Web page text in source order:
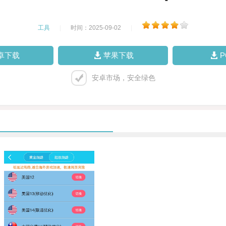
工具 时间：2025-09-02
下载 苹果下载
安卓市场，安全绿色